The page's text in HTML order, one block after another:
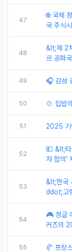
47
🌐 국제
국 주식
48
&lt;제 2
르 공화
49 🎧 감성
50 🍲 집밥
51 2025 기
52
💵 &lt;타
자 합의'
53
&lt;한국
ddot;고
54
🎮 정글
커즈의
55 🥐 프랑